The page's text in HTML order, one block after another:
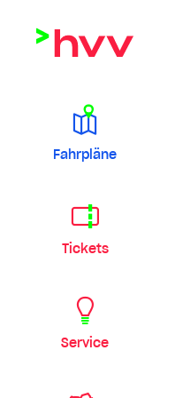
Fahrpläne
Tickets
Service